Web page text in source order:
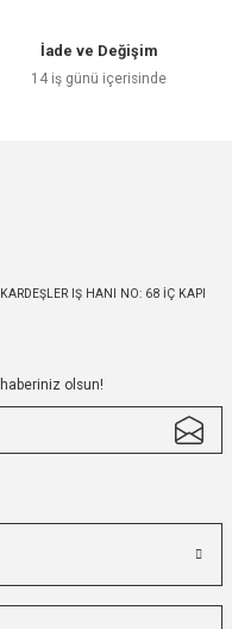
İade ve Değişim
14 iş günü içerisinde
IŞ HANI NO: 68 İÇ KAPI
olsun!